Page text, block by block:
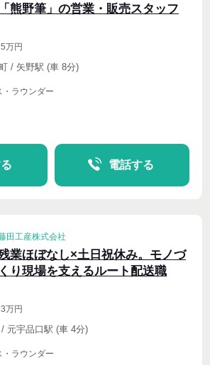
「熊野筆」の営業・販売スタッフ
万円
/ 矢野駅 (車 8分)
・ラウンダー
電話する
田工産株式会社
業ほぼなし×土日祝休み。モノづ
くり現場を支えるルート配送職
万円
元宇品口駅 (車 4分)
・ラウンダー